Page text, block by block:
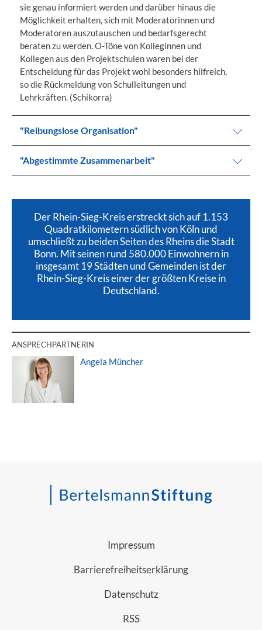
sie genau informiert werden und darüber hinaus die
Möglichkeit erhalten, sich mit Moderatorinnen und
Moderatoren auszutauschen und bedarfsgerecht
beraten zu werden. O-Töne von Kolleginnen und
Kollegen aus den Projektschulen waren bei der
Entscheidung für das Projekt wohl besonders hilfreich,
so die Rückmeldung von Schulleitungen und
Lehrkräften. (Schikorra)
"Reibungslose Organisation"
"Abgestimmte Zusammenarbeit"
Der Rhein-Sieg-Kreis erstreckt sich auf 1.153
Quadratkilometern südlich von Köln und
umschließt zu beiden Seiten des Rheins die Stadt
Bonn. Mit seinen rund 580.000 Einwohnern in
insgesamt 19 Städten und Gemeinden ist der
Rhein-Sieg-Kreis einer der größten Kreise in
Deutschland.
ANSPRECHPARTNERIN
Angela Müncher
Impressum
Barrierefreiheitserklärung
Datenschutz
RSS